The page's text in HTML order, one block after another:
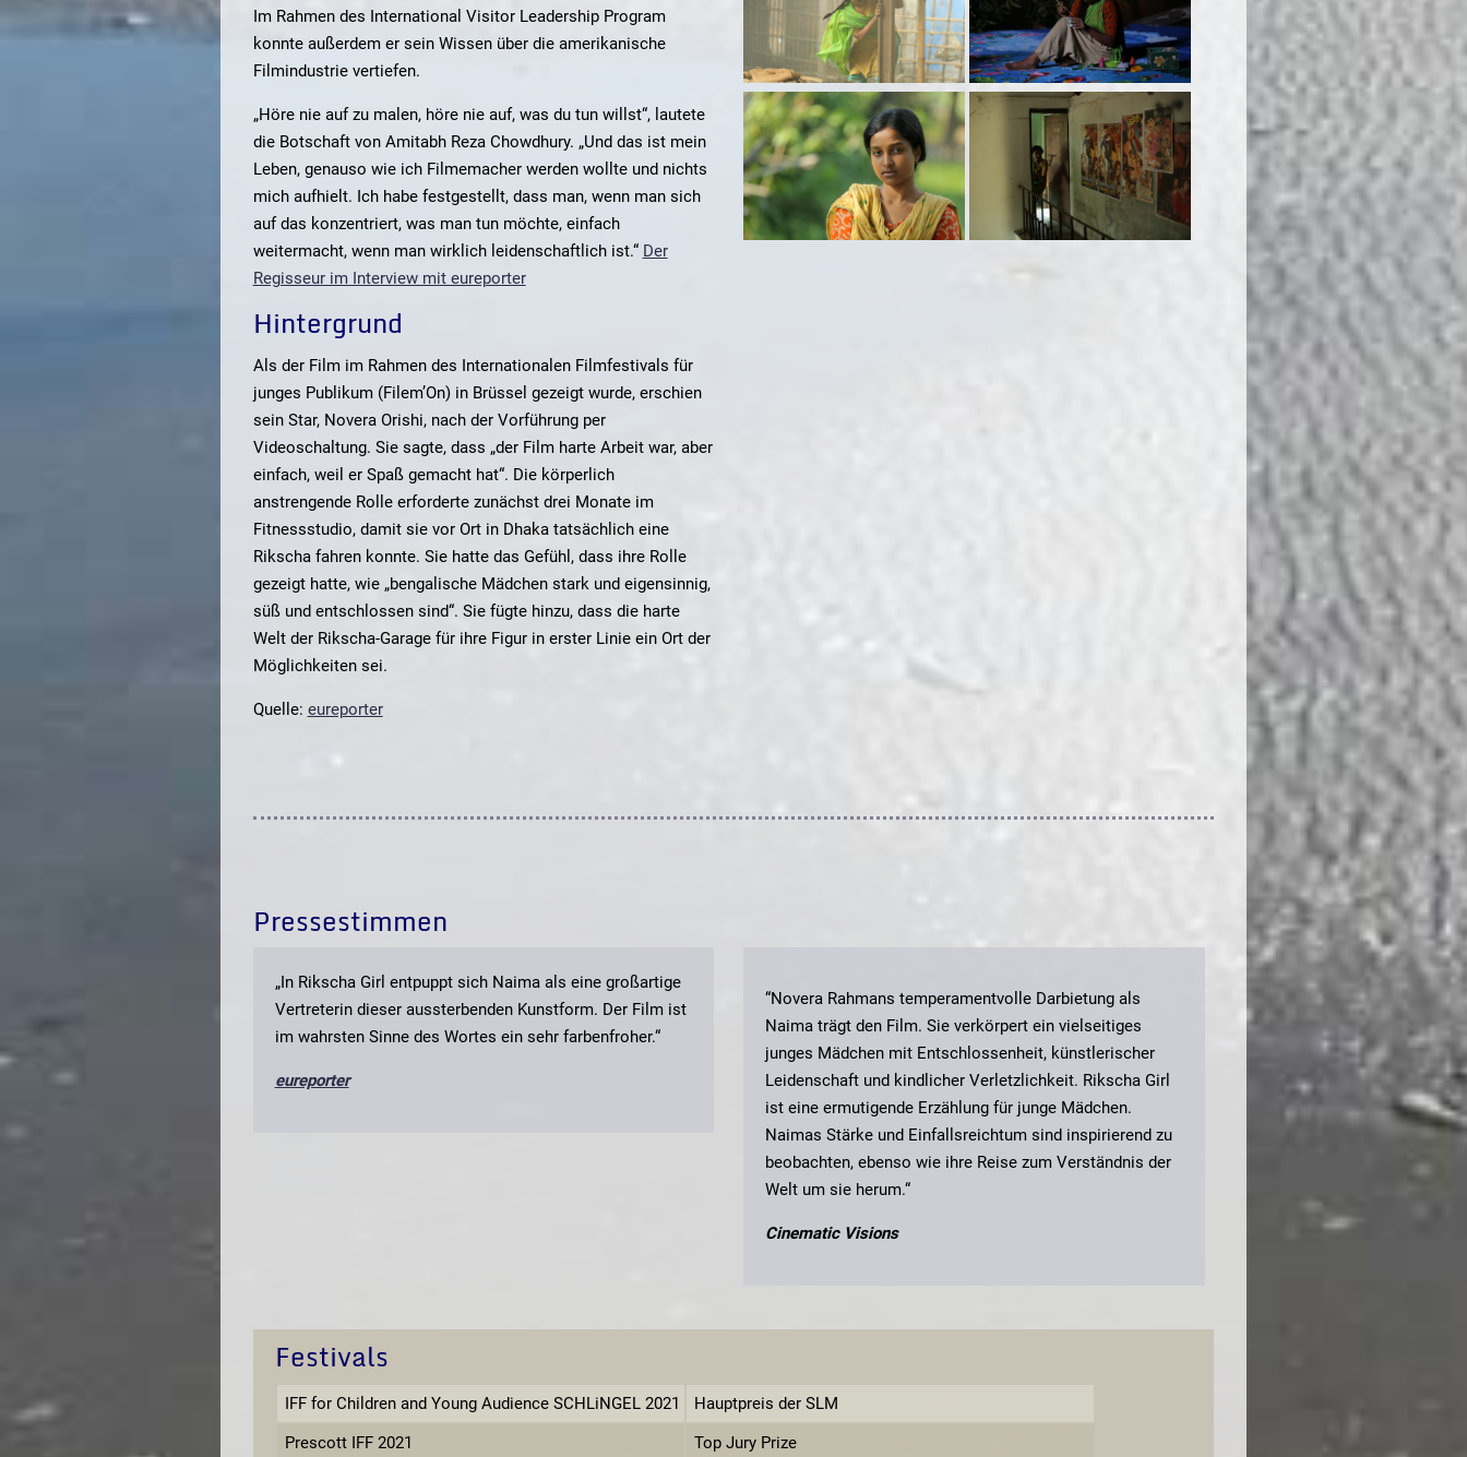
Im Rahmen des International Visitor Leadership Program
konnte außerdem er sein Wissen über die amerikanische
Filmindustrie vertiefen.
„Höre nie auf zu malen, höre nie auf, was du tun willst“, lautete
die Botschaft von Amitabh Reza Chowdhury. „Und das ist mein
Leben, genauso wie ich Filmemacher werden wollte und nichts
mich aufhielt. Ich habe festgestellt, dass man, wenn man sich
auf das konzentriert, was man tun möchte, einfach
weitermacht, wenn man wirklich leidenschaftlich ist.“ Der
Regisseur im Interview mit eureporter
Hintergrund
Als der Film im Rahmen des Internationalen Filmfestivals für
junges Publikum (Filem’On) in Brüssel gezeigt wurde, erschien
sein Star, Novera Orishi, nach der Vorführung per
Videoschaltung. Sie sagte, dass „der Film harte Arbeit war, aber
einfach, weil er Spaß gemacht hat“. Die körperlich
anstrengende Rolle erforderte zunächst drei Monate im
Fitnessstudio, damit sie vor Ort in Dhaka tatsächlich eine
Rikscha fahren konnte. Sie hatte das Gefühl, dass ihre Rolle
gezeigt hatte, wie „bengalische Mädchen stark und eigensinnig,
süß und entschlossen sind“. Sie fügte hinzu, dass die harte
Welt der Rikscha-Garage für ihre Figur in erster Linie ein Ort der
Möglichkeiten sei.
Quelle: eureporter
Pressestimmen
„In Rikscha Girl entpuppt sich Naima als eine großartige
Vertreterin dieser aussterbenden Kunstform. Der Film ist
im wahrsten Sinne des Wortes ein sehr farbenfroher.“
eureporter
“Novera Rahmans temperamentvolle Darbietung als
Naima trägt den Film. Sie verkörpert ein vielseitiges
junges Mädchen mit Entschlossenheit, künstlerischer
Leidenschaft und kindlicher Verletzlichkeit. Rikscha Girl
ist eine ermutigende Erzählung für junge Mädchen.
Naimas Stärke und Einfallsreichtum sind inspirierend zu
beobachten, ebenso wie ihre Reise zum Verständnis der
Welt um sie herum.“
Cinematic Visions
Festivals
IFF for Children and Young Audience SCHLiNGEL 2021
Hauptpreis der SLM
Prescott IFF 2021
Top Jury Prize